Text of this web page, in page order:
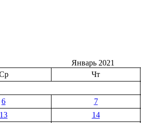
Январь 2021
Чт
6 7
13 14